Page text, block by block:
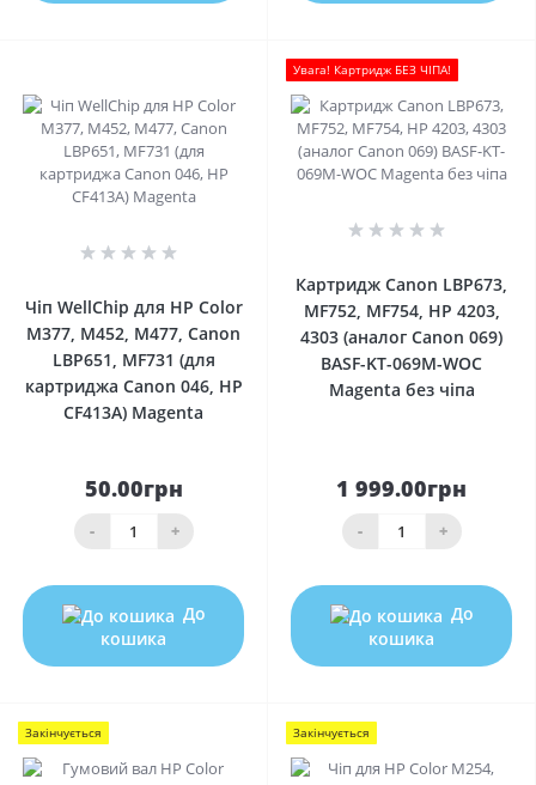
Чіп WellChip для HP Color
M377, M452, M477, Canon
LBP651, MF731 (для
картриджа Canon 046, HP
CF413A) Magenta
50.00грн
- +
До
кошика
Увага! Картридж БЕЗ ЧІПА!
Картридж Canon LBP673,
MF752, MF754, HP 4203,
4303 (аналог Canon 069)
BASF-KT-069M-WOC
Magenta без чіпа
1 999.00грн
- +
До
кошика
Закінчується Закінчується